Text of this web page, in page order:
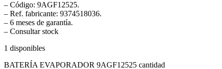
– Código: 9AGF12525.
– Ref. fabricante: 9374518036.
– 6 meses de garantía.
– Consultar stock
1 disponibles
BATERÍA EVAPORADOR 9AGF12525 cantidad